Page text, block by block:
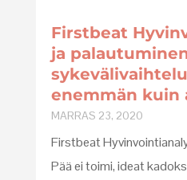
Firstbeat
ja
enemmän kuin
MARRAS 23, 2020
Firstbeat
Pää ei toimi, ideat